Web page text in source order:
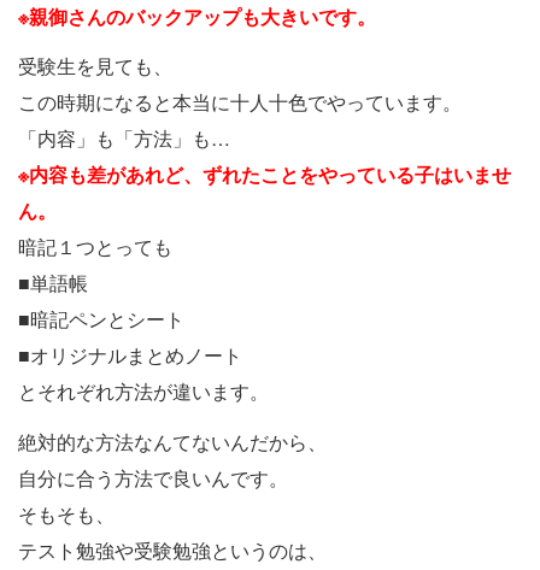
※親御さんのバックアップも大きいです。
受験生を見ても、
この時期になると本当に十人十色でやっています。
「内容」も「方法」も…
※内容も差があれど、ずれたことをやっている子はいませ
ん。
暗記１つとっても
■単語帳
■暗記ペンとシート
■オリジナルまとめノート
とそれぞれ方法が違います。
絶対的な方法なんてないんだから、
自分に合う方法で良いんです。
そもそも、
テスト勉強や受験勉強というのは、